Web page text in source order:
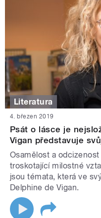
Literatura
4. březen 2019
Psát o lásce je
Vigan představuje
Osamělost a
troskotající milostné
jsou témata, která ve
Delphine de Vigan.